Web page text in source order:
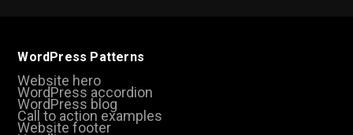
WordPress Patterns
Website hero
WordPress accordion
WordPress blog
Call to action examples
Website footer